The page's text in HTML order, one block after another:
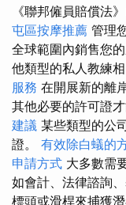
《聯邦僱員賠償法
屯區按摩推薦 管理
全球範圍內銷售您
他類型的私人教練相
服務 在開展新的離
其他必要的許可證
建議 某些類型的公
證。 有效除白蟻的
申請方式 大多數需
如會計、法律諮詢
標頭或滑桿來捕獲